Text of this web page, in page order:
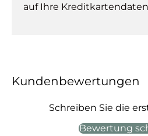
auf Ihre
Kundenbewertungen
Schreiben Sie die
Bewertung